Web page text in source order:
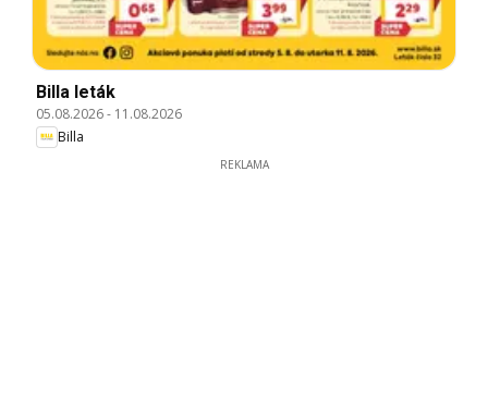
Billa leták
05.08.2026- 11.08.2026
Billa
REKLAMA